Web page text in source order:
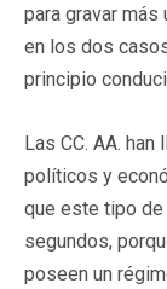
para gravar
en los dos
principio
Las CC. AA.
políticos y
que este tipo
segundos,
poseen un